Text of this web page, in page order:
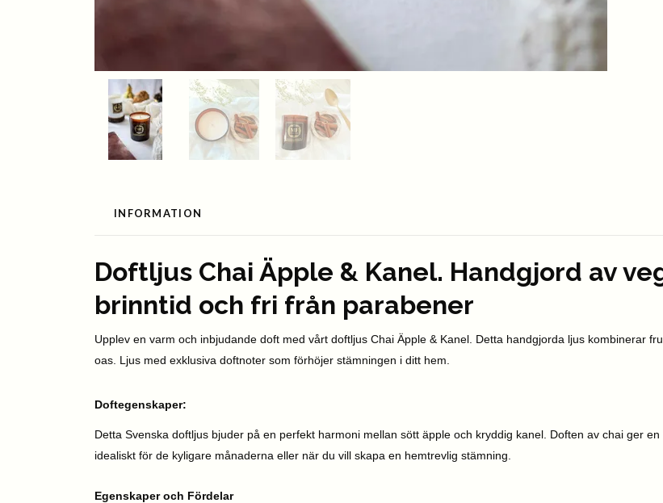
INFORMATION
Doftljus Chai Äpple & Kanel. Handgjord av
brinntid och fri från parabener
Upplev en varm och inbjudande doft med vårt doftljus Chai Äpple & Kanel. Detta handgjorda ljus kombinerar
oas. Ljus med exklusiva doftnoter som förhöjer stämningen i ditt hem.
Doftegenskaper:
Detta Svenska doftljus bjuder på en perfekt harmoni mellan sött äpple och kryddig kanel. Doften av chai ger
idealiskt för de kyligare månaderna eller när du vill skapa en hemtrevlig stämning.
Egenskaper och Fördelar